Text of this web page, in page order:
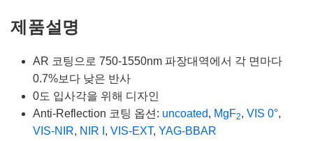
제품설명
AR 코팅으로 750-1550nm 파장대역에서 각 면마다
0.7%보다 낮은 반사
0도 입사각을 위해 디자인
Anti-Reflection 코팅 옵션: uncoated, MgF2, VIS 0°,
VIS-NIR, NIR I , VIS-EXT, YAG-BBAR